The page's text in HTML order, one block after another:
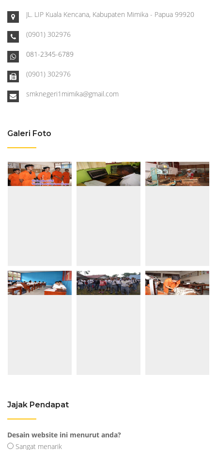
JL. LIP Kuala Kencana, Kabupaten Mimika - Papua 99920
(0901) 302976
081-2345-6789
(0901) 302976
smknegeri1mimika@gmail.com
Galeri Foto
Jajak Pendapat
Desain website ini menurut anda?
Sangat menarik